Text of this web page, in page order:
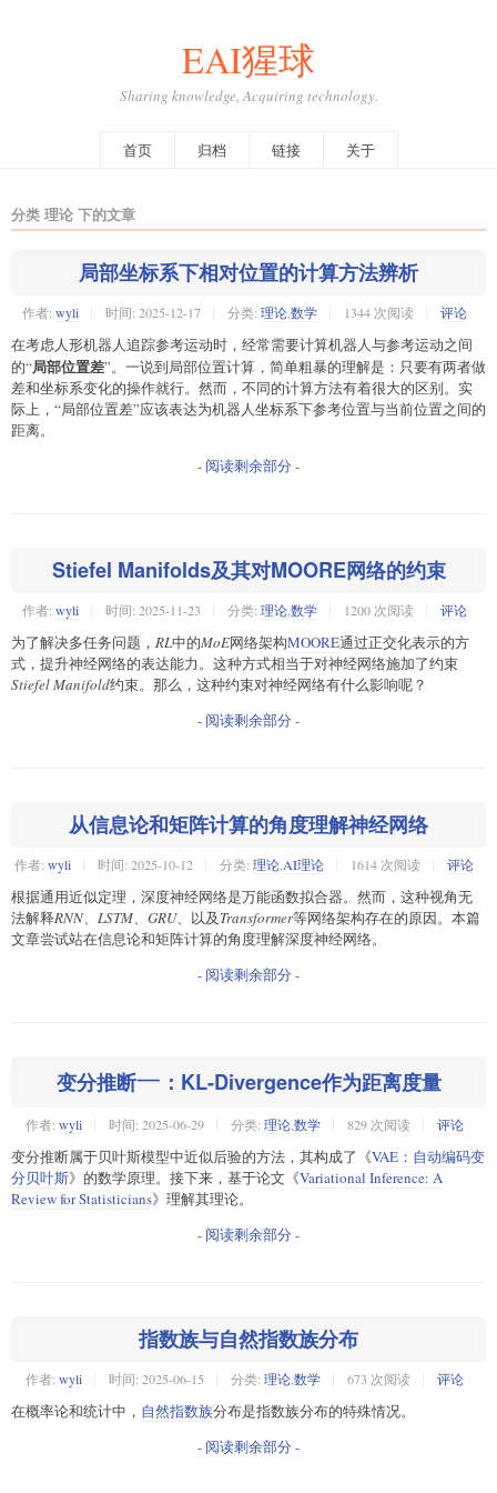
EAI猩球
Sharing knowledge, Acquiring technology.
首页 归档 链接 关于
分类 理论 下的文章
局部坐标系下相对位置的计算方法辨析
作者: wyli 时间: 2025-12-17 分类: 理论,数学 1344 次阅读 评论
在考虑人形机器人追踪参考运动时，经常需要计算机器人与参考运动之间
的“局部位置差”。一说到局部位置计算，简单粗暴的理解是：只要有两者做
差和坐标系变化的操作就行。然而，不同的计算方法有着很大的区别。实
际上，“局部位置差”应该表达为机器人坐标系下参考位置与当前位置之间的
距离。
- 阅读剩余部分 -
Stiefel Manifolds及其对MOORE网络的约束
作者: wyli 时间: 2025-11-23 分类: 理论,数学 1200 次阅读 评论
为了解决多任务问题， RL中的MoE网络架构MOORE通过正交化表示的方
式，提升神经网络的表达能力。这种方式相当于对神经网络施加了约束
Stiefel Manifold约束。那么，这种约束对神经网络有什么影响呢？
- 阅读剩余部分 -
从信息论和矩阵计算的角度理解神经网络
作者: wyli 时间: 2025-10-12 分类: 理论 AI理论 1614 次阅读 评论
根据通用近似定理，深度神经网络是万能函数拟合器。然而，这种视角无
法解释RNN、 LSTM、 GRU、以及Transformer等网络架构存在的原因。本篇
文章尝试站在信息论和矩阵计算的角度理解深度神经网络。
- 阅读剩余部分 -
变分推断一
一 ：KL-Divergence作为距离度量
作者: wyli 时间: 2025-06-29 分类: 理论,数学 829 次阅读 评论
变分推断属于贝叶斯模型中近似后验的方法，其构成了《VAE：自动编码变
分贝叶斯》的数学原理。接下来，基于论文《Variational Inference: A
Review for Statisticians》理解其理论。
- 阅读剩余部分 -
指数族与自然指数族分布
作者: wyli 时间: 2025-06-15 分类: 理论,数学 673 次阅读 评论
在概率论和统计中， 自然指数族分布是指数族分布的特殊情况。
- 阅读剩余部分 -